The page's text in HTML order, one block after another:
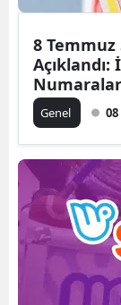
8 Temmuz
Genel